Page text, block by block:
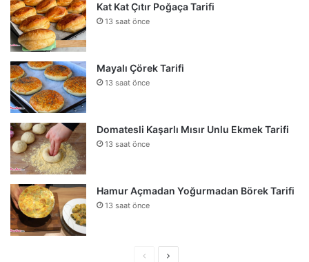
Kat Kat Çıtır Poğaça Tarifi
13 saat önce
Mayalı Çörek Tarifi
13 saat önce
Domatesli Kaşarlı Mısır Unlu Ekmek Tarifi
13 saat önce
Hamur Açmadan Yoğurmadan Börek Tarifi
13 saat önce
ÖncekiSonraki